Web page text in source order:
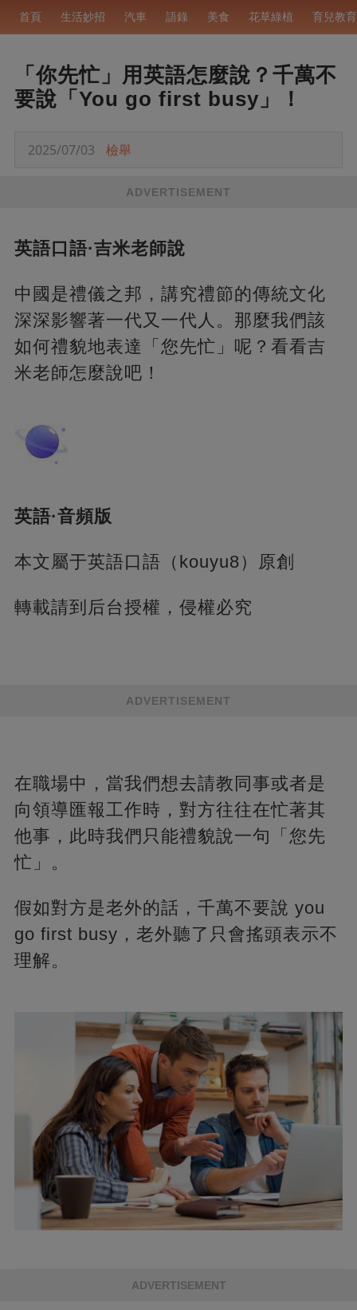
首頁 生活妙招 汽車 語錄 美食 花草綠植 育兒教育
「你先忙」用英語怎麼說？千萬不
要說「You go first busy」！
2025/07/03 檢舉
ADVERTISEMENT
英語口語·吉米老師說
中國是禮儀之邦，講究禮節的傳統文化
深深影響著一代又一代人。那麼我們該
如何禮貌地表達「您先忙」呢？看看吉
米老師怎麼說吧！
英語·音頻版
本文屬于英語口語（kouyu8）原創
轉載請到后台授權，侵權必究
ADVERTISEMENT
在職場中，當我們想去請教同事或者是
向領導匯報工作時，對方往往在忙著其
他事，此時我們只能禮貌說一句「您先
忙」。
假如對方是老外的話，千萬不要說 you
go first busy，老外聽了只會搖頭表示不
理解。
ADVERTISEMENT